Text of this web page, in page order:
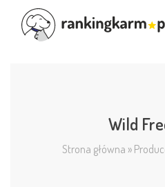
Wild
Strona główna »